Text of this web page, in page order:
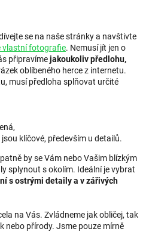
se na naše stránky a navštivte
vlastní fotografie. Nemusí jít jen o
připravímejakoukoliv předlohu,
oblíbeného herce z internetu.
musí předloha splňovat určité
klíčové, především u detailů.
by se Vám nebo Vašim blízkým
splynout s okolím. Ideální je vybrat
s ostrými detaily a v zářivých
na Vás. Zvládneme jak obličej, tak
nebo přírody. Jsme pouze mírně